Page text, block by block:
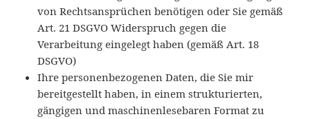
von Rechtsansprüchen benötigen oder Sie gemäß
Art. 21 DSGVO Widerspruch gegen die
Verarbeitung eingelegt haben (gemäß Art. 18
DSGVO)
Ihre personenbezogenen Daten, die Sie mir
bereitgestellt haben, in einem strukturierten,
gängigen und maschinenlesebaren Format zu